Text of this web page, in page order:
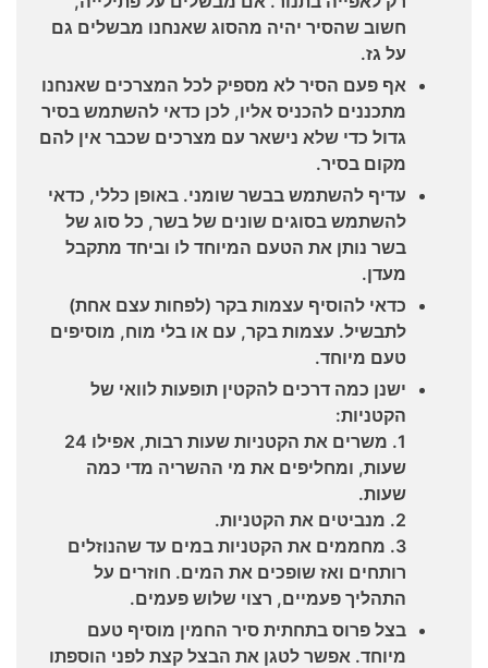
חשוב שהסיר יהיה מהסוג שאנחנו מבשלים גם
על גז.
אף פעם הסיר לא מספיק לכל המצרכים שאנחנו
מתכננים להכניס אליו, לכן כדאי להשתמש בסיר
גדול כדי שלא נישאר עם מצרכים שכבר אין להם
מקום בסיר.
עדיף להשתמש בבשר שומני. באופן כללי, כדאי
להשתמש בסוגים שונים של בשר, כל סוג של
בשר נותן את הטעם המיוחד לו וביחד מתקבל
מעדן.
כדאי להוסיף עצמות בקר (לפחות עצם אחת)
לתבשיל. עצמות בקר, עם או בלי מוח, מוסיפים
טעם מיוחד.
ישנן כמה דרכים להקטין תופעות לוואי של
הקטניות:
1. משרים את הקטניות שעות רבות, אפילו 24
שעות, ומחליפים את מי ההשריה מדי כמה
שעות.
2. מנביטים את הקטניות.
3. מחממים את הקטניות במים עד שהנוזלים
רותחים ואז שופכים את המים. חוזרים על
התהליך פעמיים, רצוי שלוש פעמים.
בצל פרוס בתחתית סיר החמין מוסיף טעם
מיוחד. אפשר לטגן את הבצל קצת לפני הוספתו